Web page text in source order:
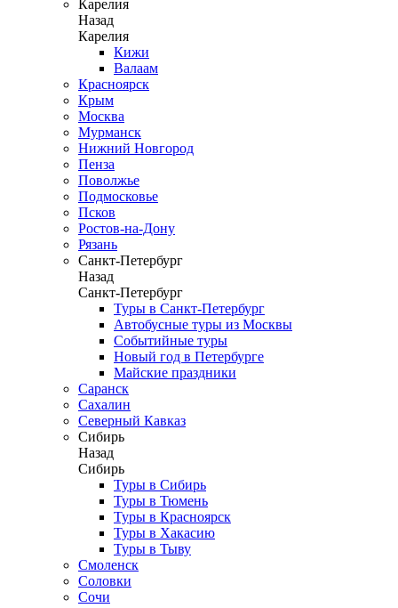
Карелия
Назад
Карелия
Кижи
Валаам
Красноярск
Крым
Москва
Мурманск
Нижний Новгород
Пенза
Поволжье
Подмосковье
Псков
Ростов-на-Дону
Рязань
Санкт-Петербург
Назад
Санкт-Петербург
Туры в Санкт-Петербург
Автобусные туры из Москвы
Событийные туры
Новый год в Петербурге
Майские праздники
Саранск
Сахалин
Северный Кавказ
Сибирь
Назад
Сибирь
Туры в Сибирь
Туры в Тюмень
Туры в Красноярск
Туры в Хакасию
Туры в Тыву
Смоленск
Соловки
Сочи